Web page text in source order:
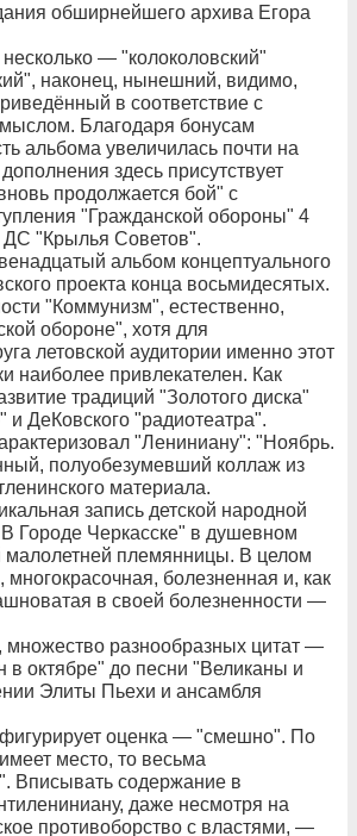
обширнейшего архива Егора
— "колоколовский"
наконец, нынешний, видимо,
в соответствие с
Благодаря бонусам
альбома увеличилась почти на
здесь присутствует
продолжается бой" с
"Гражданской обороны" 4
ДС "Крылья Советов".
альбом концептуального
проекта конца восьмидесятых.
"Коммунизм", естественно,
обороне", хотя для
летовской аудитории именно этот
наиболее привлекателен. Как
традиций "Золотого диска"
ДеКовского "радиотеатра".
"Лениниану": "Ноябрь.
полуобезумевший коллаж из
материала.
запись детской народной
Городе Черкасске" в душевном
малолетней племянницы. В целом
многокрасочная, болезненная и, как
в своей болезненности —
разнообразных цитат —
октябре" до песни "Великаны и
Элиты Пьехи и ансамбля
оценка — "смешно". По
место, то весьма
Вписывать содержание в
даже несмотря на
противоборство с властями, —